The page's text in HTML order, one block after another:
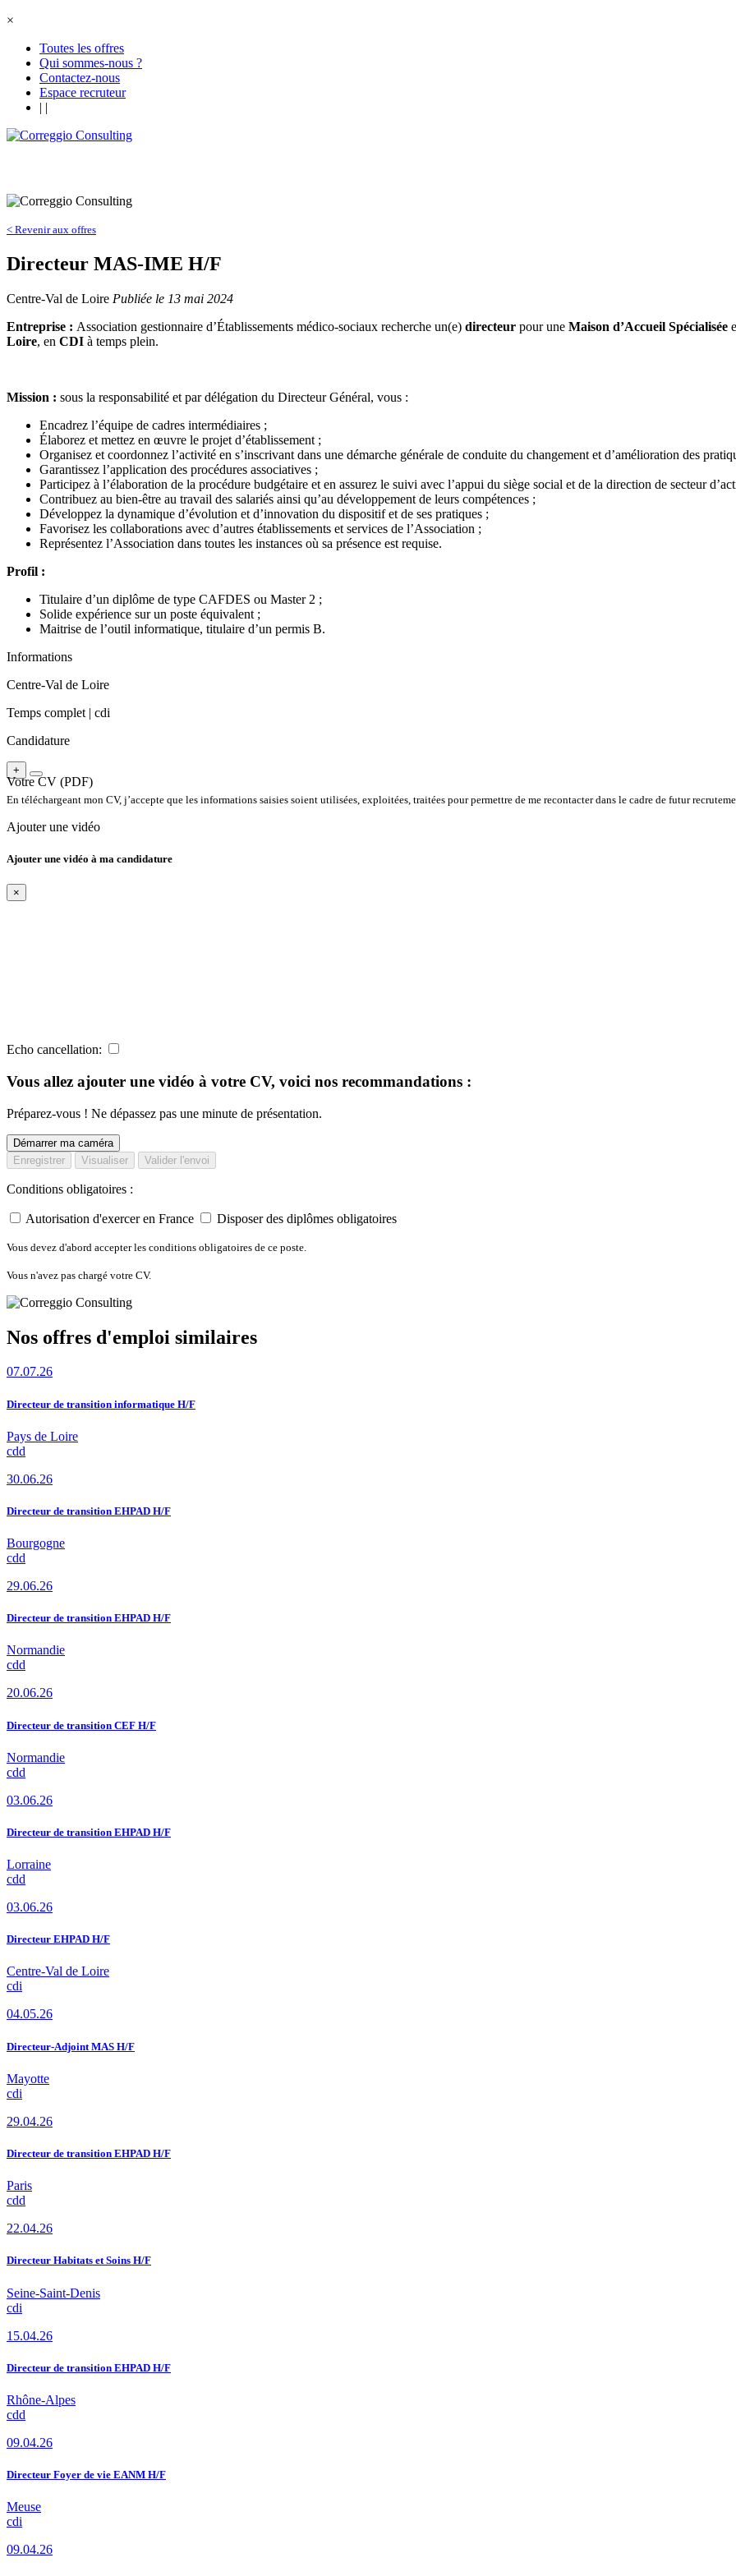
×
Toutes les offres
Qui sommes-nous ?
Contactez-nous
Espace recruteur
| |
< Revenir aux offres
Directeur MAS-IME H/F
Centre-Val de Loire Publiée le 13 mai 2024
Entreprise : Association gestionnaire d’Établissements médico-sociaux recherche un(e) directeur pour une Maison d’Accueil Spécialisée
Loire, en CDI à temps plein.
Mission : sous la responsabilité et par délégation du Directeur Général, vous :
Encadrez l’équipe de cadres intermédiaires ;
Élaborez et mettez en œuvre le projet d’établissement ;
Organisez et coordonnez l’activité en s’inscrivant dans une démarche générale de conduite du changement et d’amélioration des
Garantissez l’application des procédures associatives ;
Participez à l’élaboration de la procédure budgétaire et en assurez le suivi avec l’appui du siège social et de la direction de secteur
Contribuez au bien-être au travail des salariés ainsi qu’au développement de leurs compétences ;
Développez la dynamique d’évolution et d’innovation du dispositif et de ses pratiques ;
Favorisez les collaborations avec d’autres établissements et services de l’Association ;
Représentez l’Association dans toutes les instances où sa présence est requise.
Profil :
Titulaire d’un diplôme de type CAFDES ou Master 2 ;
Solide expérience sur un poste équivalent ;
Maitrise de l’outil informatique, titulaire d’un permis B.
Informations
Centre-Val de Loire
Temps complet | cdi
Candidature
Votre CV (PDF)
+
En téléchargeant mon CV, j’accepte que les informations saisies soient utilisées, exploitées, traitées pour permettre de me recontacter dans le cadre de futur
Ajouter une vidéo
Ajouter une vidéo à ma candidature
×
Echo cancellation:
Vous allez ajouter une vidéo à votre CV, voici nos recommandations :
Préparez-vous ! Ne dépassez pas une minute de présentation.
Démarrer ma caméra
Enregistrer
Visualiser Valider l'envoi
Conditions obligatoires :
Autorisation d'exercer en France Disposer des diplômes obligatoires
Vous devez d'abord accepter les conditions obligatoires de ce poste.
Vous n'avez pas chargé votre CV.
Nos offres d'emploi similaires
07.07.26
Directeur de transition informatique H/F
Pays de Loire
cdd
30.06.26
Directeur de transition EHPAD H/F
Bourgogne
cdd
29.06.26
Directeur de transition EHPAD H/F
Normandie
cdd
20.06.26
Directeur de transition CEF H/F
Normandie
cdd
03.06.26
Directeur de transition EHPAD H/F
Lorraine
cdd
03.06.26
Directeur EHPAD H/F
Centre-Val de Loire
cdi
04.05.26
Directeur-Adjoint MAS H/F
Mayotte
cdi
29.04.26
Directeur de transition EHPAD H/F
Paris
cdd
22.04.26
Directeur Habitats et Soins H/F
Seine-Saint-Denis
cdi
15.04.26
Directeur de transition EHPAD H/F
Rhône-Alpes
cdd
09.04.26
Directeur Foyer de vie EANM H/F
Meuse
cdi
09.04.26